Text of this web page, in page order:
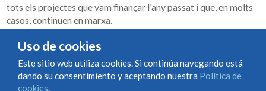
tots els projectes que vam finançar l'any passat i que, en molts
casos, continuen en marxa.
Memoria de impacto 2018-2023
Condiciones de uso y contratación
Uso de cookies
Este sitio web utiliza cookies. Si continúa navegando está
dando su consentimiento y aceptando nuestra Política de
cookies.